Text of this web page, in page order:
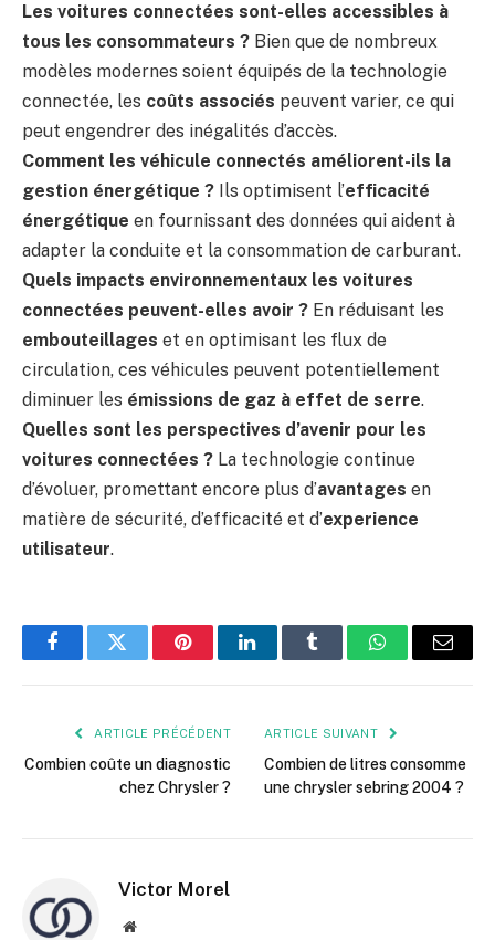
Les voitures connectées sont-elles accessibles à
tous les consommateurs ? Bien que de nombreux
modèles modernes soient équipés de la technologie
connectée, les coûts associés peuvent varier, ce qui
peut engendrer des inégalités d’accès.
Comment les véhicule connectés améliorent-ils la
gestion énergétique ? Ils optimisent l’efficacité
énergétique en fournissant des données qui aident à
adapter la conduite et la consommation de carburant.
Quels impacts environnementaux les voitures
connectées peuvent-elles avoir ? En réduisant les
embouteillages et en optimisant les flux de
circulation, ces véhicules peuvent potentiellement
diminuer les émissions de gaz à effet de serre.
Quelles sont les perspectives d’avenir pour les
voitures connectées ? La technologie continue
d’évoluer, promettant encore plus d’avantages en
matière de sécurité, d’efficacité et d’experience
utilisateur.
FacebookTwitter PinterestLinkedInTumblr WhatsApp
E-
ARTICLE PRÉCÉDENT
Combien coûte un diagnostic
chez Chrysler ?
ARTICLE SUIVANT
Combien de litres consomme
une chrysler sebring 2004 ?
Victor Morel
Site